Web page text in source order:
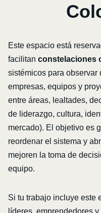
Este espacio está
facilitan constelaciones
sistémicos para
empresas, equipos y
entre áreas, lealtades,
de liderazgo, cultura,
mercado). El objetivo es
reordenar el sistema y
mejoren la toma de
equipo.
Si tu trabajo incluye este
líderes, emprendedores